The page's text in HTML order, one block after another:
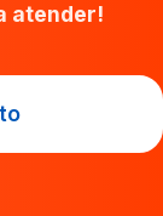
atender!